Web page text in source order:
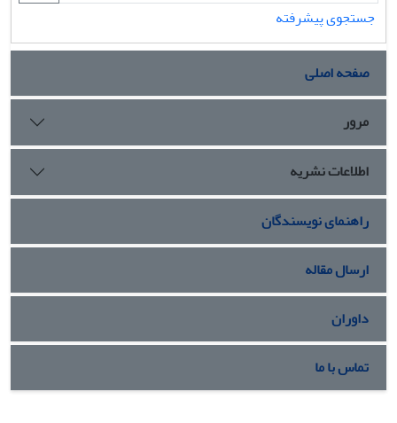
جستجوی پیشرفته
صفحه اصلی
مرور
اطلاعات نشریه
راهنمای نویسندگان
ارسال مقاله
داوران
تماس با ما